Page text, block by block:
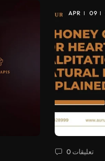
APR 09
0 تعليقات